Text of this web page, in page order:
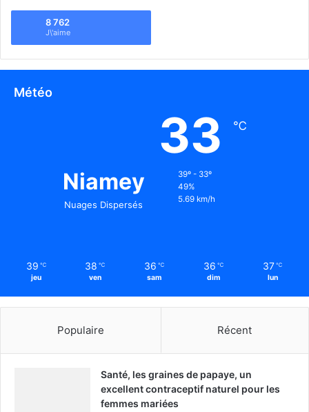
8 762
J\'aime
Météo
Niamey
Nuages Dispersés
33 ℃
39º - 33º
49%
5.69 km/h
39 ℃
jeu
38 ℃
ven
36 ℃
sam
36 ℃
dim
37 ℃
lun
Populaire Récent
Santé, les graines de papaye, un
excellent contraceptif naturel pour les
femmes mariées